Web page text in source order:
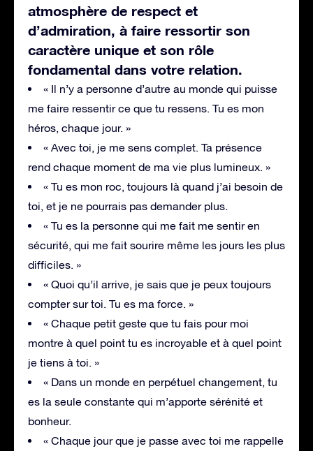
atmosphère de respect et
d’admiration, à faire ressortir son
caractère unique et son rôle
fondamental dans votre relation.
« Il n’y a personne d’autre au monde qui puisse
me faire ressentir ce que tu ressens. Tu es mon
héros, chaque jour. »
« Avec toi, je me sens complet. Ta présence
rend chaque moment de ma vie plus lumineux. »
« Tu es mon roc, toujours là quand j’ai besoin de
toi, et je ne pourrais pas demander plus.
« Tu es la personne qui me fait me sentir en
sécurité, qui me fait sourire même les jours les plus
difficiles. »
« Quoi qu’il arrive, je sais que je peux toujours
compter sur toi. Tu es ma force. »
« Chaque petit geste que tu fais pour moi
montre à quel point tu es incroyable et à quel point
je tiens à toi. »
« Dans un monde en perpétuel changement, tu
es la seule constante qui m’apporte sérénité et
bonheur.
« Chaque jour que je passe avec toi me rappelle